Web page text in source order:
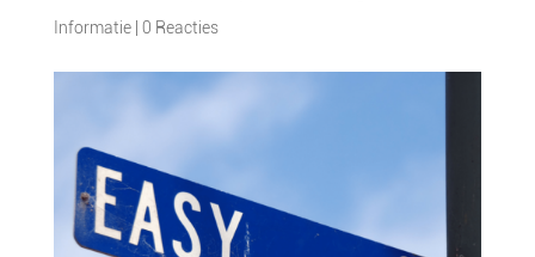
Informatie| 0 Reacties